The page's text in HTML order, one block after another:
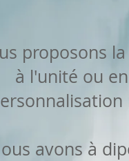
proposons
à l'unité ou
avons à